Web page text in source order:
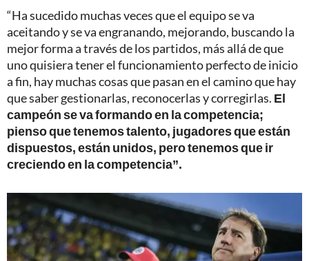
“Ha sucedido muchas veces que el equipo se va
aceitando y se va engranando, mejorando, buscando la
mejor forma a través de los partidos, más allá de que
uno quisiera tener el funcionamiento perfecto de inicio
a fin, hay muchas cosas que pasan en el camino que hay
que saber gestionarlas, reconocerlas y corregirlas. El
campeón se va formando en la competencia;
pienso que tenemos talento, jugadores que están
dispuestos, están unidos, pero tenemos que ir
creciendo en la competencia”.